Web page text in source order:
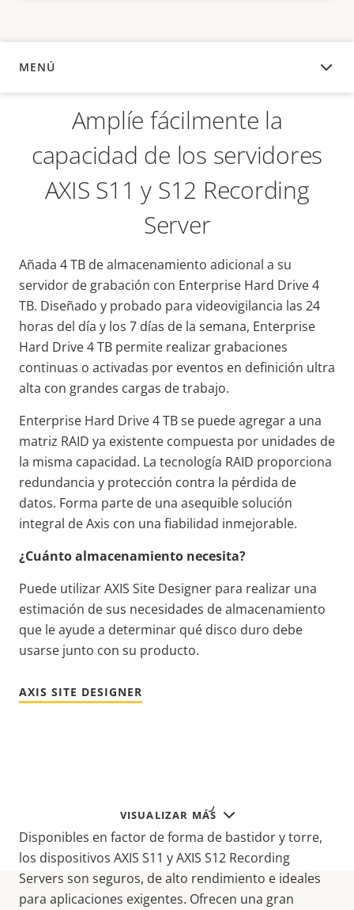
MENÚ
DESCRIPCIÓN
VISUALIZAR MÁS
Amplíe fácilmente la
capacidad de los servidores
AXIS S11 y S12 Recording
Server
Añada 4 TB de almacenamiento adicional a su
servidor de grabación con Enterprise Hard Drive 4
TB. Diseñado y probado para videovigilancia las 24
horas del día y los 7 días de la semana, Enterprise
Hard Drive 4 TB permite realizar grabaciones
continuas o activadas por eventos en definición ultra
alta con grandes cargas de trabajo.
Enterprise Hard Drive 4 TB se puede agregar a una
matriz RAID ya existente compuesta por unidades de
la misma capacidad. La tecnología RAID proporciona
redundancia y protección contra la pérdida de
datos. Forma parte de una asequible solución
integral de Axis con una fiabilidad inmejorable.
¿Cuánto almacenamiento necesita?
Puede utilizar AXIS Site Designer para realizar una
estimación de sus necesidades de almacenamiento
que le ayude a determinar qué disco duro debe
usarse junto con su producto.
AXIS SITE DESIGNER
Solución flexible y escalable
Disponibles en factor de forma de bastidor y torre,
los dispositivos AXIS S11 y AXIS S12 Recording
Servers son seguros, de alto rendimiento e ideales
para aplicaciones exigentes. Ofrecen una gran